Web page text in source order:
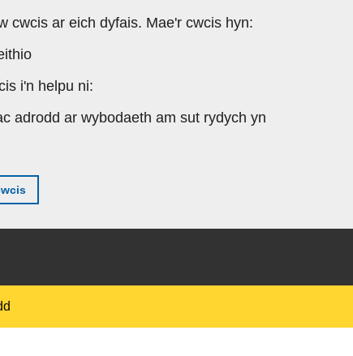
cwcis ar eich dyfais. Mae'r cwcis hyn:
i'n helpu ni:
adrodd ar wybodaeth am sut rydych yn